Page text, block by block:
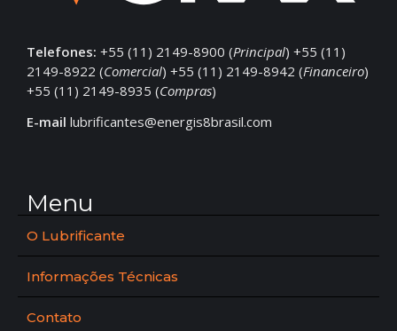
Telefones: +55 (11) 2149-8900 (Principal) +55 (11)
2149-8922 (Comercial) +55 (11) 2149-8942 (Financeiro)
+55 (11) 2149-8935 (Compras)
E-mail lubrificantes@energis8brasil.com
Menu
O Lubrificante
Informações Técnicas
Contato